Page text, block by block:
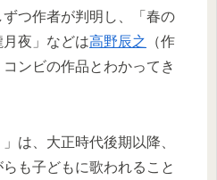
つ作者が判明し、「春の
夜」などは高野辰之
（作
コンビの作品とわかってき
は、大正時代後期以降、
も子どもに歌われること